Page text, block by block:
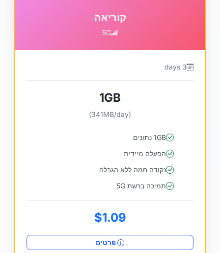
קוריאה
5G
3 days
1GB
(341MB/day)
1GB נתונים
הפעלה מיידית
נקודה חמה ללא הגבלה
תמיכה ברשת 5G
$1.09
פרטים